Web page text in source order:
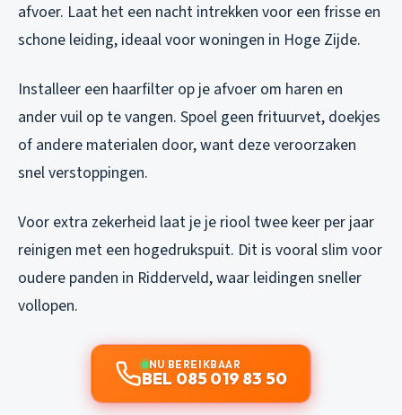
afvoer. Laat het een nacht intrekken voor een frisse en
schone leiding, ideaal voor woningen in Hoge Zijde.
Installeer een haarfilter op je afvoer om haren en
ander vuil op te vangen. Spoel geen frituurvet, doekjes
of andere materialen door, want deze veroorzaken
snel verstoppingen.
Voor extra zekerheid laat je je riool twee keer per jaar
reinigen met een hogedrukspuit. Dit is vooral slim voor
oudere panden in Ridderveld, waar leidingen sneller
vollopen.
NU BEREIKBAAR
BEL 085 019 83 50